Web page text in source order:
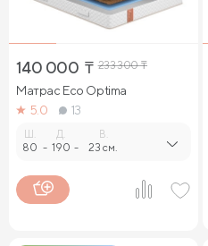
140 000 ₸ 233 300₸
Матрас Eco Optima
5.0
13
Ш.
80 -
Д.
190 -
В.
23 см.